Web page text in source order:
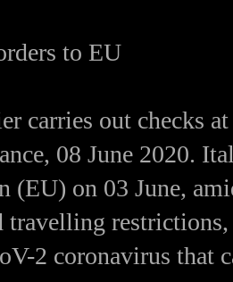
to EU
carries out checks
08 June 2020.
(EU) on 03 June,
travelling
2 coronavirus